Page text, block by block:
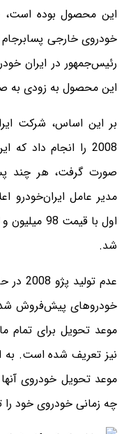
خودروی خارجی
رئیس‌جمهور در ایران‌
این محصول به زودی به
بر این اساس، شرکت
2008 را انجام داد
صورت گرفت، هر چند پس
مدیر عامل ایران‌خودرو
شد.
عدم
خودروهای پیش‌فروش
نیز تعریف شده است.
موعد تحویل خودروی
چه زمانی خودروی خود